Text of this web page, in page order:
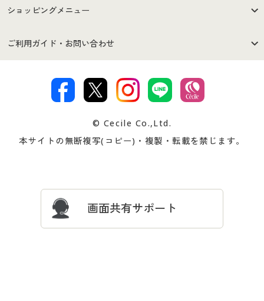
はじめての方へ
セシールご利用規約
著作権・商標について 会社案内
ショッピングメニュー
商品カテゴリ
プレゼント＆キャンペーン サイトマップ
ご利用ガイド・お問い合わせ
交換・返品は お支払は
ついて
忘れの場合
© Cecile Co.,Ltd.
本サイトの無断複写(コピー)・複製・転載を禁じます。
画面共有サポート